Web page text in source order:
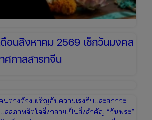
อนสิงหาคม 2569 เช็กวันมงคล
ศกาลสารทจีน
ต่างต้องเผชิญกับความเร่งรีบและสภาวะ
สภาพจิตใจจึงกลายเป็นสิ่งสำคัญ “วันพระ”